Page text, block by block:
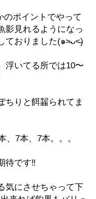
のポイントでやって
影見れるようになっ
ておりました(๑˃̵ᴗ˂̵)
浮いてる所では10〜
ちりと餌齧られてま
、7本、7本。。。
待です‼️
気にさせちゃって下